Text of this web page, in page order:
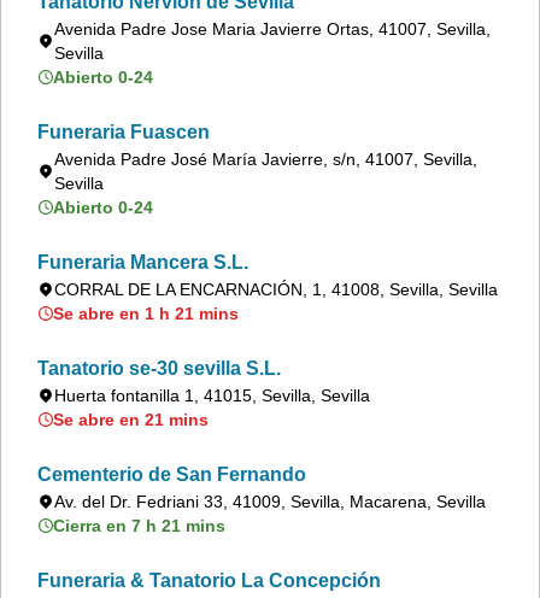
Avenida Padre Jose Maria Javierre Ortas, 41007, Sevilla,
Sevilla
Abierto 0-24
Funeraria Fuascen
Avenida Padre José María Javierre, s/n, 41007, Sevilla,
Sevilla
Abierto 0-24
Funeraria Mancera S.L.
CORRAL DE LA ENCARNACIÓN, 1, 41008, Sevilla, Sevilla
Se abre en 1 h 21 mins
Tanatorio se-30 sevilla S.L.
Huerta fontanilla 1, 41015, Sevilla, Sevilla
Se abre en 21 mins
Cementerio de San Fernando
Av. del Dr. Fedriani 33, 41009, Sevilla, Macarena, Sevilla
Cierra en 7 h 21 mins
Funeraria & Tanatorio La Concepción